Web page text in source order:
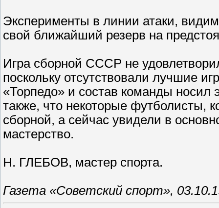
Эксперименты в линии атаки,
свой ближайший резерв на
Игра сборной СССР не
поскольку отсутствовали лучшие
«Торпедо» и состав команды носил
также, что некоторые футболисты,
сборной, а сейчас увидели в
мастерство.
Н. ГЛЕБОВ, мастер спорта.
Газета «Советский спорт»,